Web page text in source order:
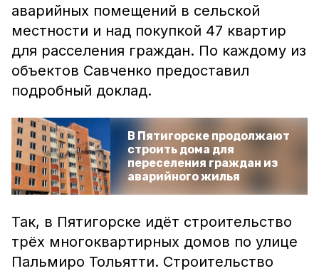
аварийных помещений в сельской
местности и над покупкой 47 квартир
для расселения граждан. По каждому из
объектов Савченко предоставил
подробный доклад.
В Пятигорске продолжают
строить дома для
переселения граждан из
аварийного жилья
Так, в Пятигорске идёт строительство
трёх многоквартирных домов по улице
Пальмиро Тольятти. Строительство